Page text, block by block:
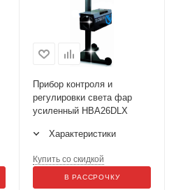
Прибор контроля и
регулировки света фар
усиленный HBA26DLX
Характеристики
Купить со скидкой
В РАССРОЧКУ